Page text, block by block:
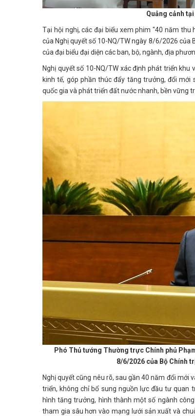
Quảng cảnh
Tại hội nghị, các đại biểu xem phim "40 năm
của Nghị quyết số 10-NQ/TW ngày 8/6/2026 của
của đại biểu đại diện các ban, bộ, ngành, địa
Nghị quyết số 10-NQ/TW xác định phát triển
kinh tế, góp phần thúc đẩy tăng trưởng, đổi mới
quốc gia và phát triển đất nước nhanh, bền vững
Phó Thủ tướng Thường trực Chính phủ
8/6/2026 của Bộ Chính
Nghị quyết cũng nêu rõ, sau gần 40 năm đổi
triển, không chỉ bổ sung nguồn lực đầu tư quan
hình tăng trưởng, hình thành một số ngành
tham gia sâu hơn vào mạng lưới sản xuất và